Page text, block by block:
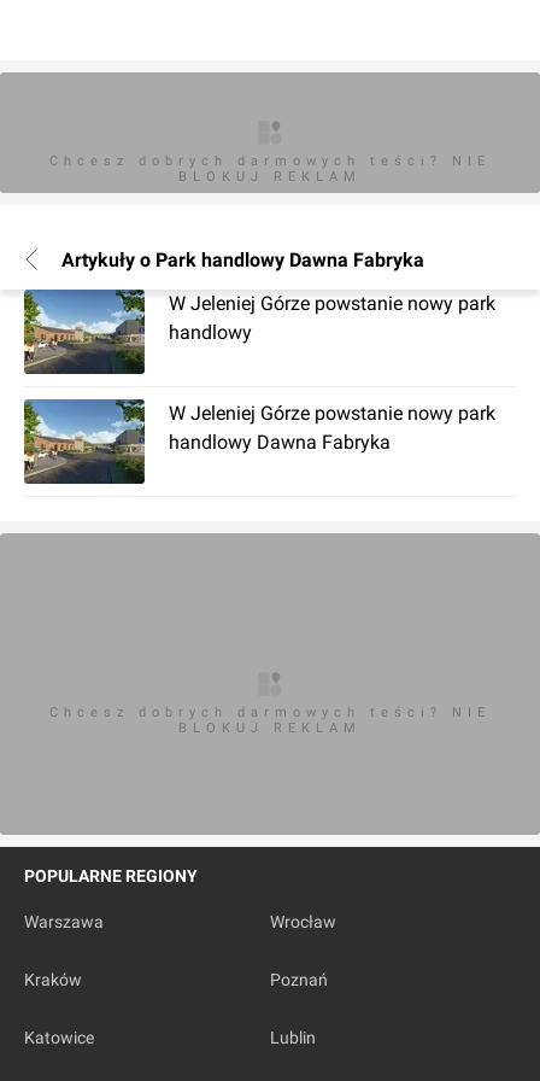
Chcesz dobrych darmowych teści? NIE
BLOKUJ REKLAM
Artykuły o Park handlowy Dawna Fabryka
W Jeleniej Górze powstanie nowy park
handlowy
W Jeleniej Górze powstanie nowy park
handlowy Dawna Fabryka
Chcesz dobrych darmowych teści? NIE
BLOKUJ REKLAM
POPULARNE REGIONY
Warszawa Wrocław
Kraków Poznań
Katowice Lublin